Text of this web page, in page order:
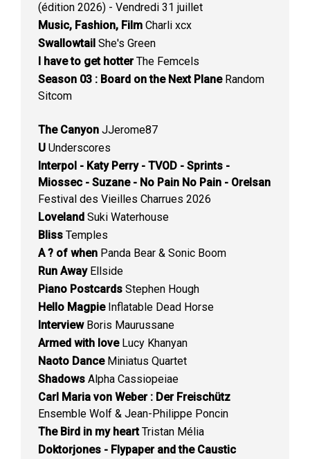
(édition 2026) - Vendredi 31 juillet
Music, Fashion, Film Charli xcx
Swallowtail She's Green
I have to get hotterThe Femcels
Season 03 : Board on the Next PlaneRandom
Sitcom
The Canyon JJerome87
U Underscores
Interpol - Katy Perry - TVOD - Sprints -
Miossec - Suzane - No Pain No Pain - Orelsan
Festival des Vieilles Charrues 2026
Loveland Suki Waterhouse
Bliss Temples
A ? of when Panda Bear & Sonic Boom
Run AwayEllside
Piano Postcards Stephen Hough
Hello MagpieInflatable Dead Horse
InterviewBoris Maurussane
Armed with loveLucy Khanyan
Naoto DanceMiniatus Quartet
Shadows Alpha Cassiopeiae
Carl Maria von Weber : Der Freischütz
Ensemble Wolf & Jean-Philippe Poncin
The Bird in my heartTristan Mélia
Doktorjones - Flypaper and the Caustic